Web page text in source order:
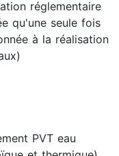
réglementaire
qu'une seule fois
à la réalisation
PVT eau